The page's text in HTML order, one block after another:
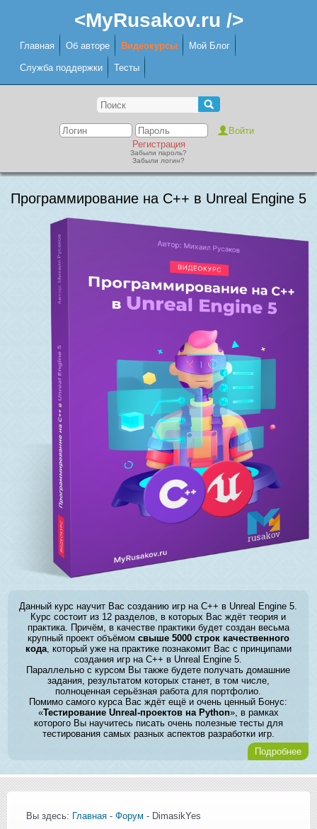
<MyRusakov.ru />
Главная Об авторе Видеокурсы Мой Блог
Служба поддержки Тесты
Регистрация
Забыли пароль?
Забыли логин?
Программирование на C++ в Unreal Engine 5
Данный курс научит Вас созданию игр на C++ в Unreal Engine 5.
Курс состоит из 12 разделов, в которых Вас ждёт теория и
практика. Причём, в качестве практики будет создан весьма
крупный проект объёмом свыше 5000 строк качественного
кода, который уже на практике познакомит Вас с принципами
создания игр на C++ в Unreal Engine 5.
Параллельно с курсом Вы также будете получать домашние
задания, результатом которых станет, в том числе,
полноценная серьёзная работа для портфолио.
Помимо самого курса Вас ждёт ещё и очень ценный Бонус:
«Тестирование Unreal-проектов на Python», в рамках
которого Вы научитесь писать очень полезные тесты для
тестирования самых разных аспектов разработки игр.
Подробнее
Вы здесь: Главная - Форум - DimasikYes